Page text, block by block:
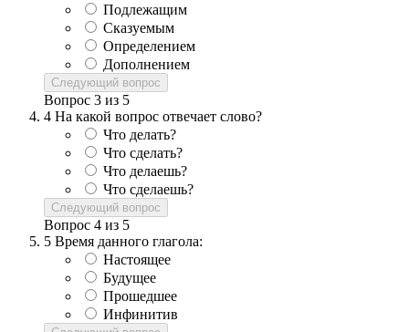
Подлежащим
Сказуемым
Определением
Дополнением
Следующий вопрос
Вопрос 3 из 5
4 На какой вопрос отвечает слово?
Что делать?
Что сделать?
Что делаешь?
Что сделаешь?
Следующий вопрос
Вопрос 4 из 5
5 Время данного глагола:
Настоящее
Будущее
Прошедшее
Инфинитив